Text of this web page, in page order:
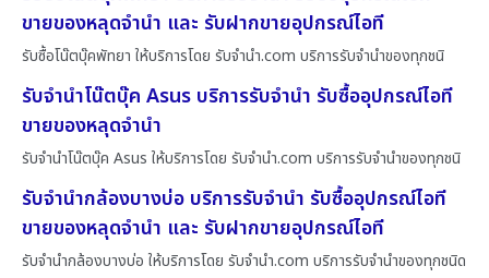
ขายของหลุดจำนำ และ รับฝากขายอุปกรณ์ไอที
รับซื้อโน๊ตบุ๊คพัทยา ให้บริการโดย รับจํานํา.com บริการรับจำนำของทุกชนิ
รับจำนำโน๊ตบุ๊ค Asus บริการรับจำนำ รับซื้ออุปกรณ์ไอที
ขายของหลุดจำนำ
รับจำนำโน๊ตบุ๊ค Asus ให้บริการโดย รับจํานํา.com บริการรับจำนำของทุกชนิ
รับจำนำกล้องบางบ่อ บริการรับจำนำ รับซื้ออุปกรณ์ไอที
ขายของหลุดจำนำ และ รับฝากขายอุปกรณ์ไอที
รับจำนำกล้องบางบ่อ ให้บริการโดย รับจํานํา.com บริการรับจำนำของทุกชนิด